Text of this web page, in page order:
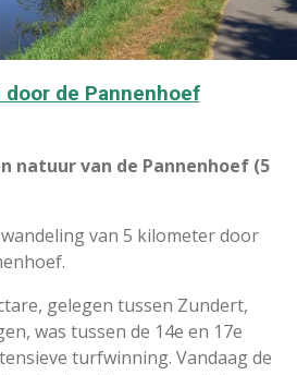
door de Pannenhoef
natuur van de Pannenhoef (5
van 5 kilometer door
gelegen tussen Zundert,
was tussen de 14e en 17e
turfwinning. Vandaag de